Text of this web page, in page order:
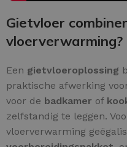
Gietvloer
vloerverwarming?
Een gietvloeroplossing
praktische afwerking
voor de badkamer of
zelfstandig te leggen.
vloerverwarming